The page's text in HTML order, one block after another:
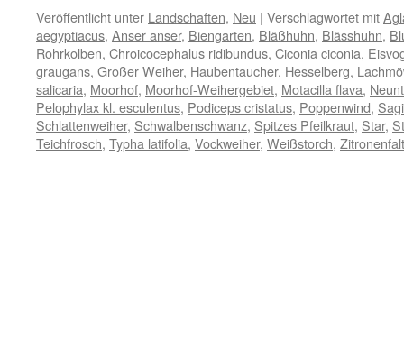
Veröffentlicht unter Landschaften, Neu | Verschlagwortet mit
aegyptiacus, Anser anser, Biengarten, Bläßhuhn, Blässhuhn,
Rohrkolben, Chroicocephalus ridibundus, Ciconia ciconia,
graugans, Großer Weiher, Haubentaucher, Hesselberg,
salicaria, Moorhof, Moorhof-Weihergebiet, Motacilla flava,
Pelophylax kl. esculentus, Podiceps cristatus, Poppenwind,
Schlattenweiher, Schwalbenschwanz, Spitzes Pfeilkraut, Star,
Teichfrosch, Typha latifolia, Vockweiher, Weißstorch,